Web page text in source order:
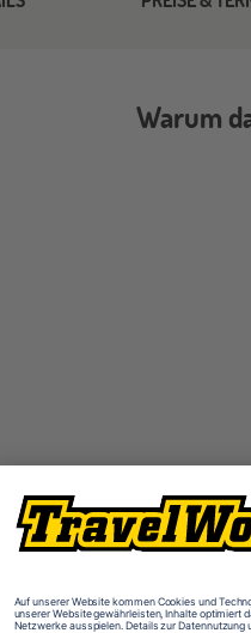
Warum
Details
Wichtigste mit im Gepäck